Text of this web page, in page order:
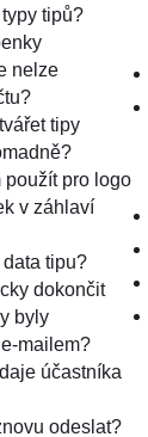
tipů?
nelze
tipy
použít pro logo
v záhlaví
tipu?
dokončit
byly
mailem?
účastníka
odeslat?